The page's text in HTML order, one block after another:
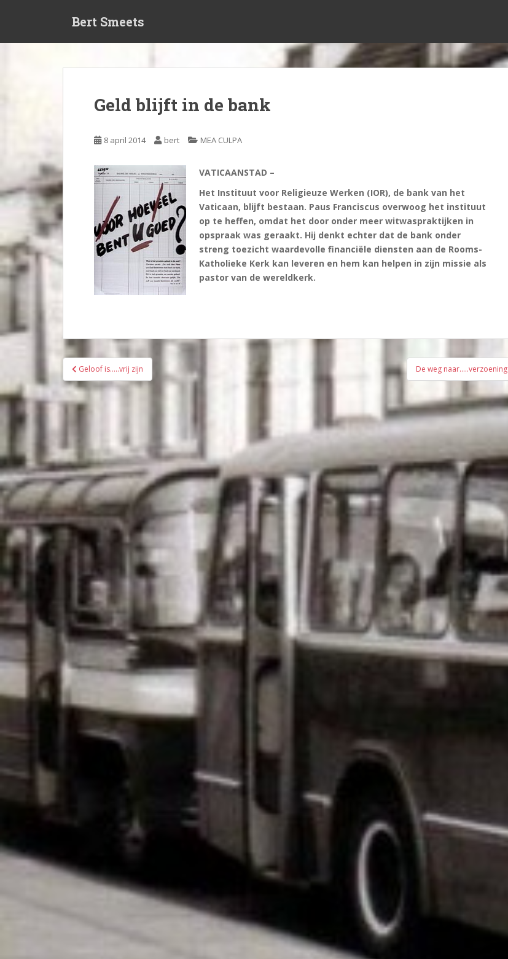
t
e
Bert Smeets
Geld blijft in de bank
8 april 2014 bert MEA CULPA
VATICAANSTAD –
Het Instituut voor Religieuze Werken (IOR), de bank van het
Vaticaan, blijft bestaan. Paus Franciscus overwoog het instituut
op te heffen, omdat het door onder meer witwaspraktijken in
opspraak was geraakt. Hij denkt echter dat de bank onder
streng toezicht waardevolle financiële diensten aan de Rooms-
Katholieke Kerk kan leveren en hem kan helpen in zijn missie als
pastor van de wereldkerk.
Bericht
navigatie
Geloof is…..vrij zijn De weg naar…..verzoening